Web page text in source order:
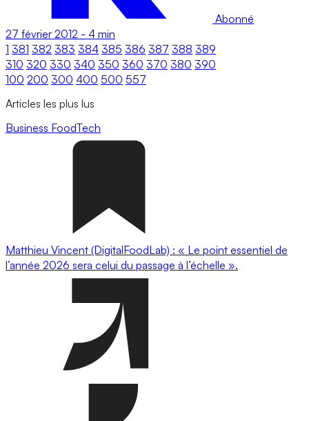
Abonné
27 février 2012 - 4 min
1 381 382 383 384 385 386 387 388 389
310 320 330 340 350 360 370 380 390
100 200 300 400 500 557
Articles les plus lus
Business FoodTech
Matthieu Vincent (DigitalFoodLab) : « Le point essentiel de
l’année 2026 sera celui du passage à l’échelle ».